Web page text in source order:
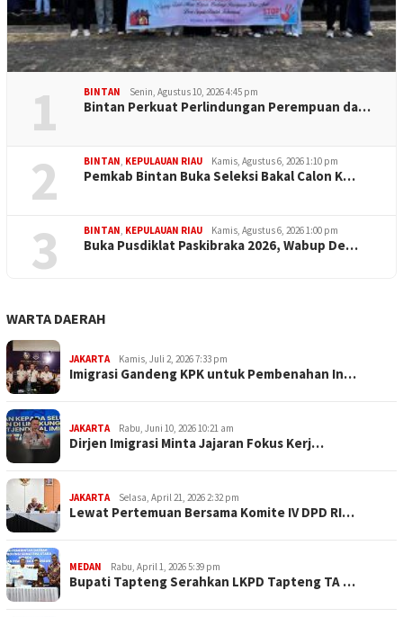
1 BINTAN Senin, Agustus 10, 2026 4:45 pm
Bintan Perkuat Perlindungan Perempuan da…
2 BINTAN, KEPULAUAN RIAU Kamis, Agustus 6, 2026 1:10 pm
Pemkab Bintan Buka Seleksi Bakal Calon K…
3 BINTAN, KEPULAUAN RIAU Kamis, Agustus 6, 2026 1:00 pm
Buka Pusdiklat Paskibraka 2026, Wabup De…
WARTA DAERAH
JAKARTA Kamis, Juli 2, 2026 7:33 pm
Imigrasi Gandeng KPK untuk Pembenahan In…
JAKARTA Rabu, Juni 10, 2026 10:21 am
Dirjen Imigrasi Minta Jajaran Fokus Kerj…
JAKARTA Selasa, April 21, 2026 2:32 pm
Lewat Pertemuan Bersama Komite IV DPD RI…
MEDAN Rabu, April 1, 2026 5:39 pm
Bupati Tapteng Serahkan LKPD Tapteng TA …